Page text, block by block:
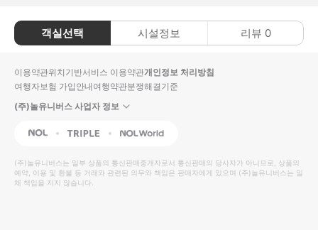
객실선택 시설정보 리뷰 0
이용약관위치기반서비스 이용약관개인정보 처리방침
여행자보험 가입안내여행약관분쟁해결기준
(주)놀유니버스 사업자 정보
NOL Triple Interpark Global
(주)놀유니버스는 일부 상품의 통신판매중개자로서 통신판매의 당사자가 아니므로, 상품의
예약, 이용 및 환불 등 거래와 관련된 의무와 책임은 판매자에게 있으며 (주)놀유니버스는 일
체 책임을 지지 않습니다.